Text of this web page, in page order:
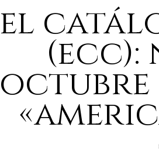
el
(ecc):
octubre